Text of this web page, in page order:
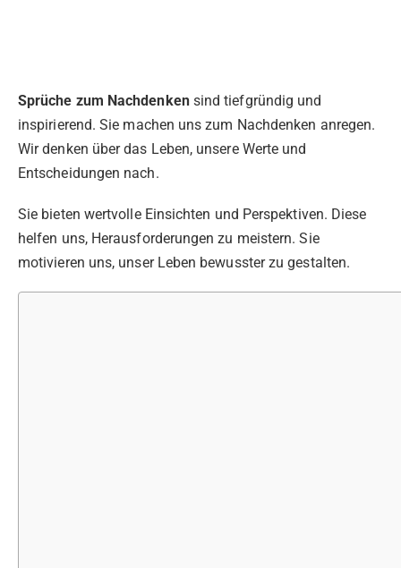
Sprüche zum Nachdenkensind tiefgründig und
inspirierend. Sie machen uns zum Nachdenken anregen.
Wir denken über das Leben, unsere Werte und
Entscheidungen nach.
Sie bieten wertvolle Einsichten und Perspektiven. Diese
helfen uns, Herausforderungen zu meistern. Sie
motivieren uns, unser Leben bewusster zu gestalten.